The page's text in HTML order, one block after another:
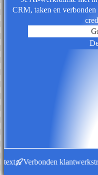
CRM, taken en
Verbonden